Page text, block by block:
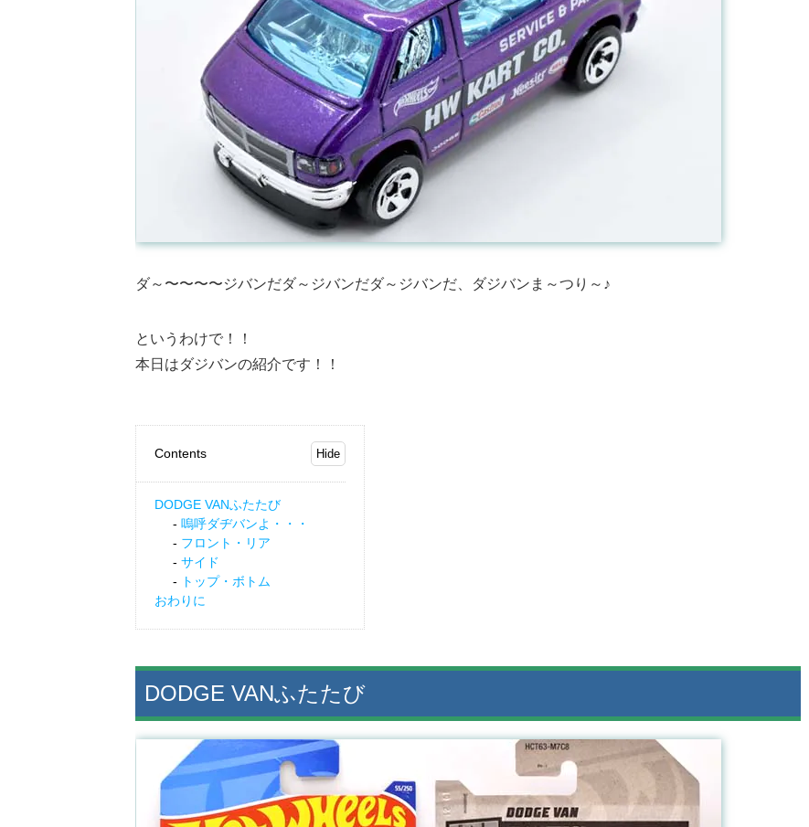
ダ～〜〜〜〜ジバンだダ～ジバンだダ～ジバンだ、ダジバンま～つり～♪
というわけで！！
本日はダジバンの紹介です！！
Contents
DODGE VANふたたび
嗚呼ダヂバンよ・・・
フロント・リア
サイド
トップ・ボトム
おわりに
DODGE VANふたたび